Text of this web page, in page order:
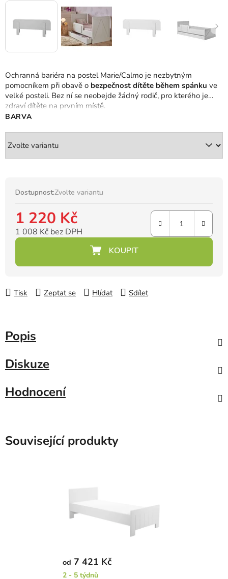
Ochranná bariéra na postel Marie/Calmo je nezbytným
pomocníkem při obavě o bezpečnost dítěte během spánku ve
velké posteli. Bez ní se neobejde žádný rodič, pro kterého je
zdraví dítěte na prvním místě.
BARVA
Dostupnost:Zvolte variantu
1 220 Kč
1 008 Kč bez DPH
Tisk Zeptat se Hlídat Sdílet
Popis
Diskuze
Hodnocení
Související produkty
od 7 421 Kč
2 - 5 týdnů